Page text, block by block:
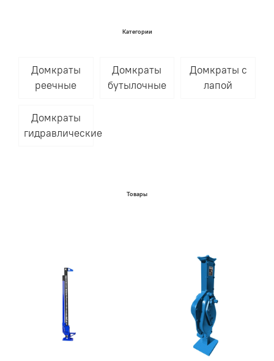
Категории
Домкраты
реечные
Домкраты
бутылочные
Домкраты с
лапой
Домкраты
гидравлические
Товары